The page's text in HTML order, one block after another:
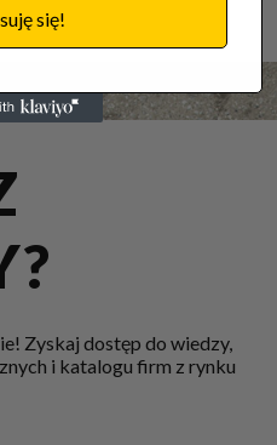
Zyskaj dostęp do wiedzy,
i katalogu firm z rynku
się!